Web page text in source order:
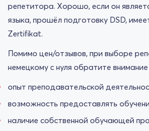
репетитора. Хорошо, если он
языка, прошёл подготовку DSD,
Zertifikat.
Помимо цен/отзывов, при выборе
немецкому с нуля обратите внимание
опыт преподавательской
возможность предоставлять
наличие собственной обучающей